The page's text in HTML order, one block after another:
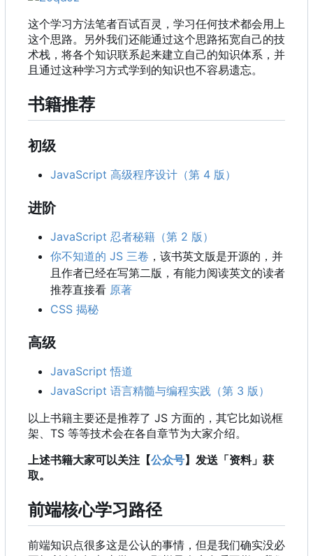
这个学习方法笔者百试百灵，学习任何技术都会用上
这个思路。另外我们还能通过这个思路拓宽自己的技
术栈，将各个知识联系起来建立自己的知识体系，并
且通过这种学习方式学到的知识也不容易遗忘。
书籍推荐
初级
JavaScript 高级程序设计（第 4 版）
进阶
JavaScript 忍者秘籍（第 2 版）
你不知道的 JS 三卷 ，该书英文版是开源的，并
且作者已经在写第二版，有能力阅读英文的读者
推荐直接看 原著
CSS 揭秘
高级
JavaScript 悟道
JavaScript 语言精髓与编程实践（第 3 版）
以上书籍主要还是推荐了 JS 方面的 ， 其它比如说框
架、TS 等等技术会在各自章节为大家介绍。
上述书籍大家可以关注【公众号】发送「资料」获
取。
前端核心学习路径
前端知识点很多这是公认的事情，但是我们确实没必